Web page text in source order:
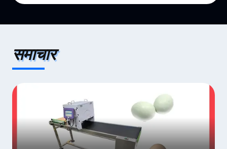
समाचार